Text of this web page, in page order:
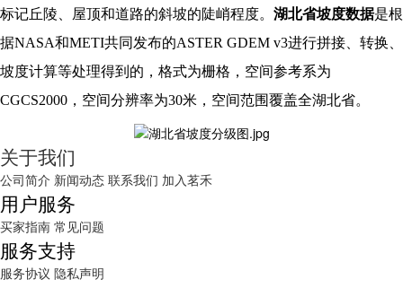
标记丘陵、屋顶和道路的斜坡的陡峭程度。 湖北省坡度数据是根
据NASA和METI共同发布的ASTER GDEM v3进行拼接、转换、
坡度计算等处理得到的，格式为栅格，空间参考系为
CGCS2000，空间分辨率为30米，空间范围覆盖全湖北省。
关于我们
公司简介 新闻动态 联系我们 加入茗禾
用户服务
买家指南 常见问题
服务支持
服务协议 隐私声明